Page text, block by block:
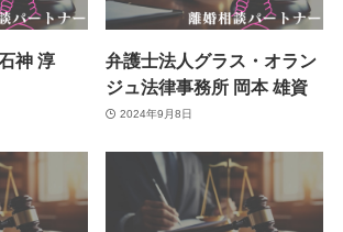
神 淳
弁護士法人グラス・オラン
ジュ法律事務所 岡本 雄資
2024年9月8日